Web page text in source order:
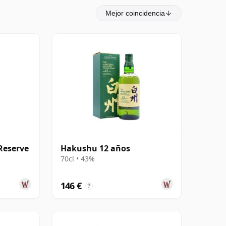
Mejor coincidencia
Hakushu 12 años
70cl • 43%
146 € ?